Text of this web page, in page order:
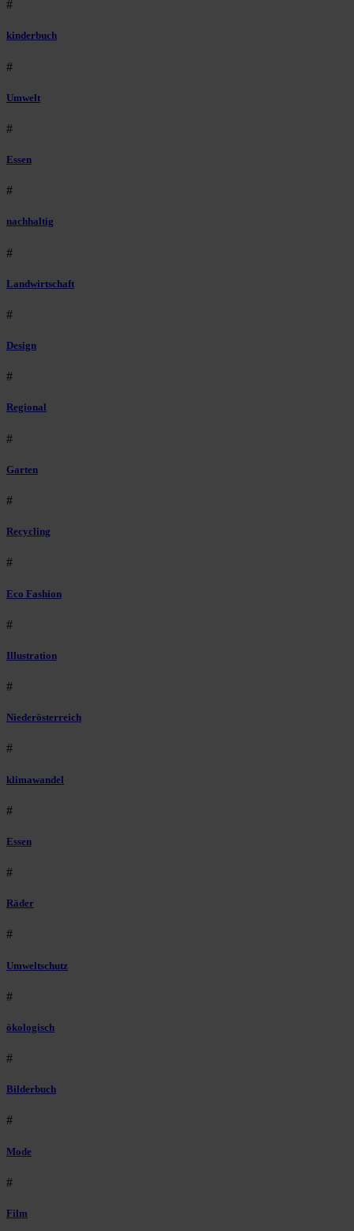
#
kinderbuch
#
Umwelt
#
Essen
#
nachhaltig
#
Landwirtschaft
#
Design
#
Regional
#
Garten
#
Recycling
#
Eco Fashion
#
Illustration
#
Niederösterreich
#
klimawandel
#
Essen
#
Räder
#
Umweltschutz
#
ökologisch
#
Bilderbuch
#
Mode
#
Film